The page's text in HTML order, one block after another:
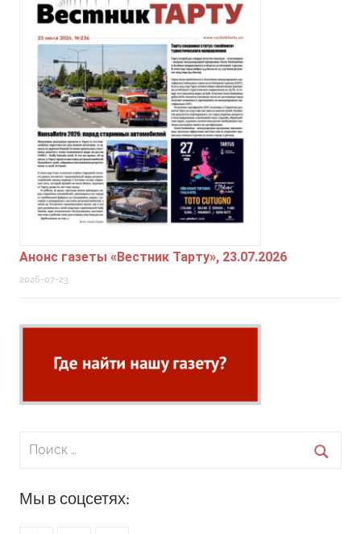
Анонс газеты «Вестник Тарту», 23.07.2026
2026-07-23
Поиск
Мы в соцсетях: